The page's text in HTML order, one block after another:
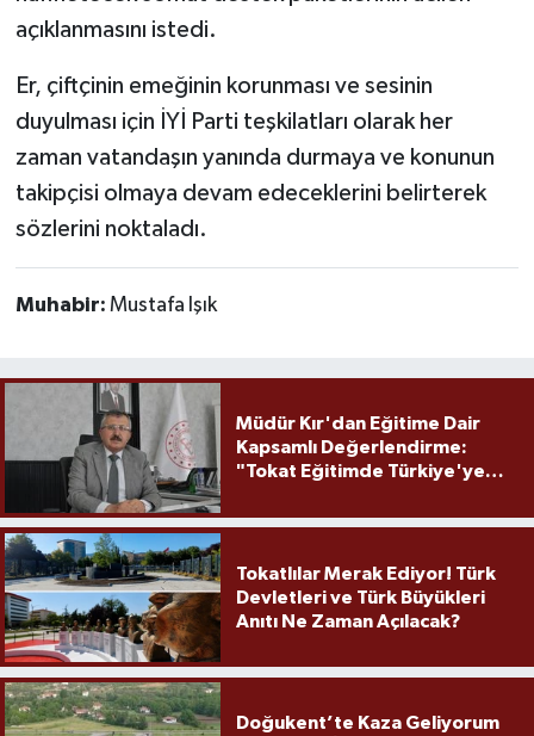
açıklanmasını istedi.
Er, çiftçinin emeğinin korunması ve sesinin
duyulması için İYİ Parti teşkilatları olarak her
zaman vatandaşın yanında durmaya ve konunun
takipçisi olmaya devam edeceklerini belirterek
sözlerini noktaladı.
Muhabir: Mustafa Işık
Müdür Kır'dan Eğitime Dair
Kapsamlı Değerlendirme:
"Tokat Eğitimde Türkiye'ye
Tokatlılar Merak Ediyor! Türk
Devletleri ve Türk Büyükleri
Anıtı Ne Zaman Açılacak?
Doğukent’te Kaza Geliyorum